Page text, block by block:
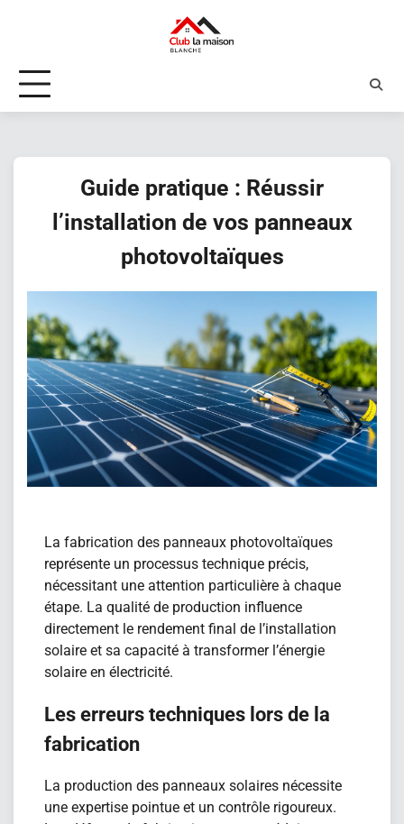
Guide pratique : Réussir
l’installation de vos panneaux
photovoltaïques
La fabrication des panneaux photovoltaïques
représente un processus technique précis,
nécessitant une attention particulière à chaque
étape. La qualité de production influence
directement le rendement final de l’installation
solaire et sa capacité à transformer l’énergie
solaire en électricité.
Les erreurs techniques lors de la
fabrication
La production des panneaux solaires nécessite
une expertise pointue et un contrôle rigoureux.